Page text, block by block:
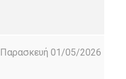
Παρασκευή 01/05/2026